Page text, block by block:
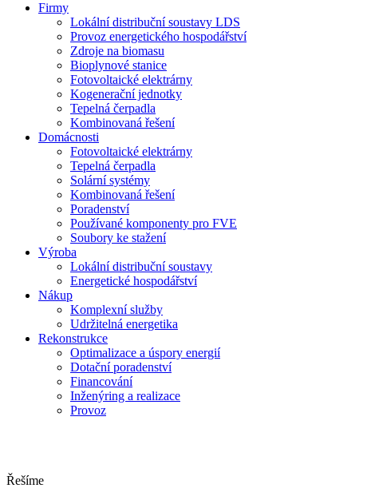
Firmy
Lokální distribuční soustavy LDS
Provoz energetického hospodářství
Zdroje na biomasu
Bioplynové stanice
Fotovoltaické elektrárny
Kogenerační jednotky
Tepelná čerpadla
Kombinovaná řešení
Domácnosti
Fotovoltaické elektrárny
Tepelná čerpadla
Solární systémy
Kombinovaná řešení
Poradenství
Používané komponenty pro FVE
Soubory ke stažení
Výroba
Lokální distribuční soustavy
Energetické hospodářství
Nákup
Komplexní služby
Udržitelná energetika
Rekonstrukce
Optimalizace a úspory energií
Dotační poradenství
Financování
Inženýring a realizace
Provoz
Řešíme